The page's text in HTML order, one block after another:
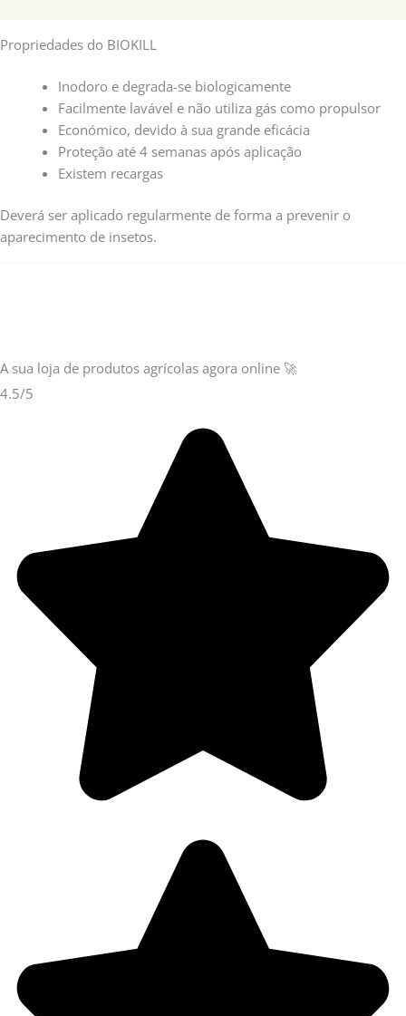
Propriedades do BIOKILL
Inodoro e degrada-se biologicamente
Facilmente lavável e não utiliza gás como propulsor
Económico, devido à sua grande eficácia
Proteção até 4 semanas após aplicação
Existem recargas
Deverá ser aplicado regularmente de forma a prevenir o
aparecimento de insetos.
A sua loja de produtos agrícolas agora online 🚀
4.5/5